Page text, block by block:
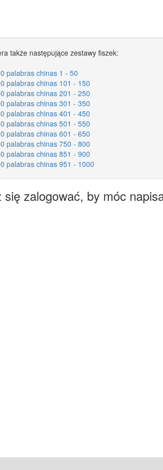
także następujące zestawy fiszek:
palabras chinas 1 - 50
palabras chinas 101 - 150
palabras chinas 201 - 250
palabras chinas 301 - 350
palabras chinas 401 - 450
palabras chinas 501 - 550
palabras chinas 601 - 650
palabras chinas 750 - 800
palabras chinas 851 - 900
palabras chinas 951 - 1000
się zalogować, by móc